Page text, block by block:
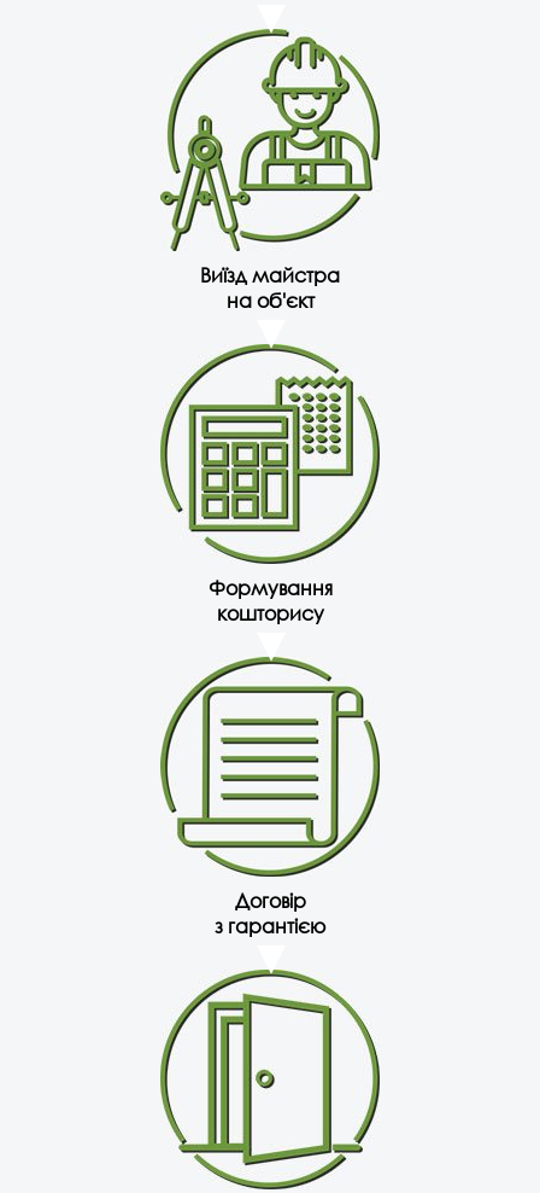
Виїзд майстра
на об'єкт
Формування
кошторису
Договір
з гарантією